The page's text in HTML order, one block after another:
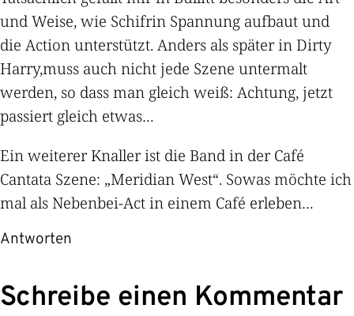
und Weise, wie Schifrin Spannung aufbaut und
die Action unterstützt. Anders als später in Dirty
Harry,muss auch nicht jede Szene untermalt
werden, so dass man gleich weiß: Achtung, jetzt
passiert gleich etwas…
Ein weiterer Knaller ist die Band in der Café
Cantata Szene: „Meridian West“. Sowas möchte ich
mal als Nebenbei-Act in einem Café erleben…
Antworten
Schreibe einen Kommentar